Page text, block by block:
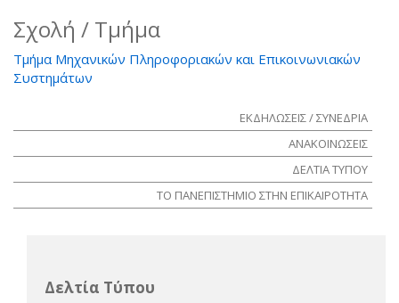
Σχολή / Τμήμα
Τμήμα Μηχανικών Πληροφοριακών και Επικοινωνιακών
Συστημάτων
ΕΚΔΗΛΩΣΕΙΣ / ΣΥΝΕΔΡΙΑ
ΑΝΑΚΟΙΝΩΣΕΙΣ
ΔΕΛΤΙΑ ΤΥΠΟΥ
ΤΟ ΠΑΝΕΠΙΣΤΗΜΙΟ ΣΤΗΝ ΕΠΙΚΑΙΡΟΤΗΤΑ
Δελτία Τύπου